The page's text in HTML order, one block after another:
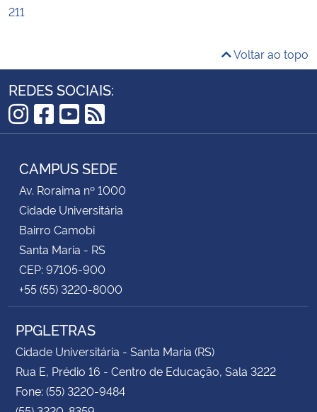
211
Voltar ao topo
REDES SOCIAIS:
Instagram
Facebook
YouTube
RSS
CAMPUS SEDE
Av. Roraima nº 1000
Cidade Universitária
Bairro Camobi
Santa Maria - RS
CEP: 97105-900
+55 (55) 3220-8000
PPGLETRAS
Cidade Universitária - Santa Maria (RS)
Rua E, Prédio 16 - Centro de Educação, Sala 3222
Fone: (55) 3220-9484